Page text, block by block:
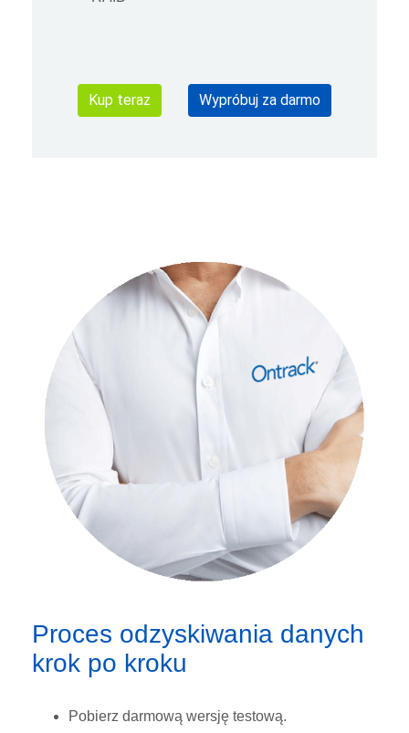
Kup teraz Wypróbuj za darmo
Proces odzyskiwania danych
krok po kroku
Pobierz darmową wersję testową.